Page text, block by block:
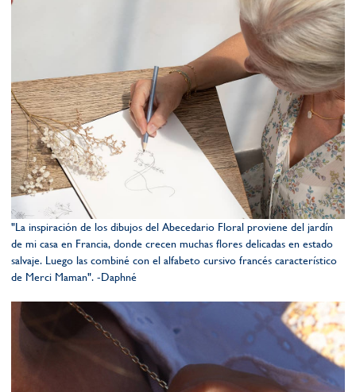
"La inspiración de los dibujos del Abecedario Floral proviene del jardín
de mi casa en Francia, donde crecen muchas flores delicadas en estado
salvaje. Luego las combiné con el alfabeto cursivo francés característico
de Merci Maman". -Daphné